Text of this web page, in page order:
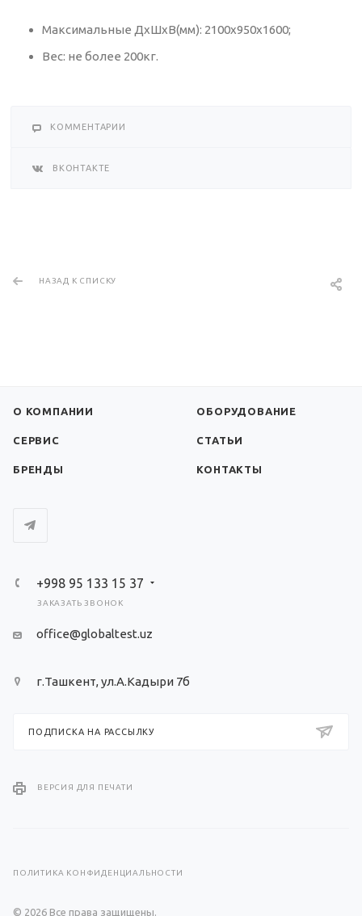
Максимальные ДхШхВ(мм): 2100x950x1600;
Вес: не более 200кг.
КОММЕНТАРИИ
ВКОНТАКТЕ
НАЗАД К СПИСКУ
О КОМПАНИИ ОБОРУДОВАНИЕ
СЕРВИС СТАТЬИ
БРЕНДЫ КОНТАКТЫ
+998 95 133 15 37
ЗАКАЗАТЬ ЗВОНОК
office@globaltest.uz
г.Ташкент, ул.А.Кадыри 7б
ПОДПИСКА НА РАССЫЛКУ
ВЕРСИЯ ДЛЯ ПЕЧАТИ
ПОЛИТИКА КОНФИДЕНЦИАЛЬНОСТИ
© 2026 Все права защищены.